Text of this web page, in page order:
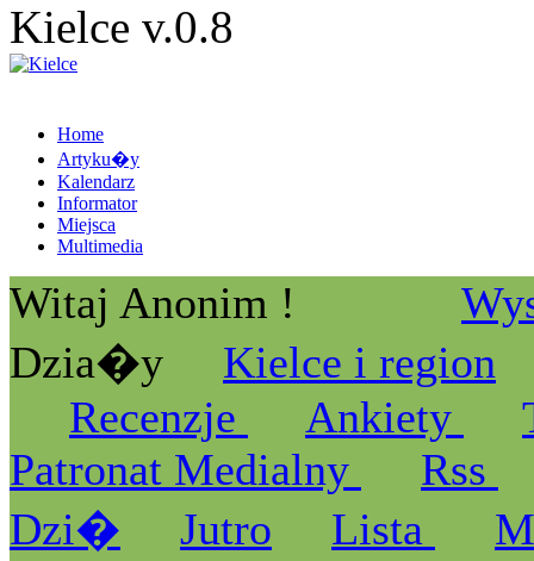
Kielce v.0.8
Home
Artyku�y
Kalendarz
Informator
Miejsca
Multimedia
Witaj Anonim !
Dzia�y
Kielce i region
Recenzje
Ankiety
Patronat Medialny
Rss
Dzi�
Jutro Lista